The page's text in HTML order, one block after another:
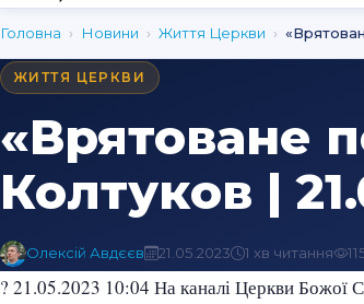
Головна › Новини › Життя Церкви ›
ЖИТТЯ ЦЕРКВИ
«Врятоване
Колтуков |
Олексій Авдєєв 21.05.2023 1 хв читання
? 21.05.2023 10:04 На каналі Церкви Божої